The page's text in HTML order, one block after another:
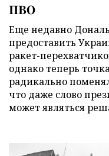
ПВО
Еще недавно
предоставить
ракет-
однако теперь
радикально
что даже слово
может являться